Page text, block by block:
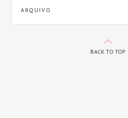
ARQUIVO
BACK TO TOP